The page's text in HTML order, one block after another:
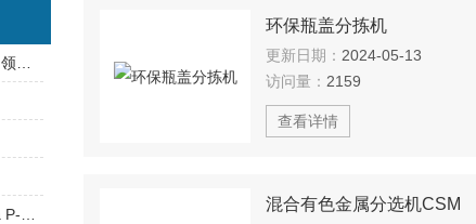
环保瓶盖分拣机
更新日期： 2024-05-13
访问量： 2159
查看详情
混合有色金属分选机CSM
日本Freund涡轮筛分机TS125×200：多领域高效筛分的可靠选择